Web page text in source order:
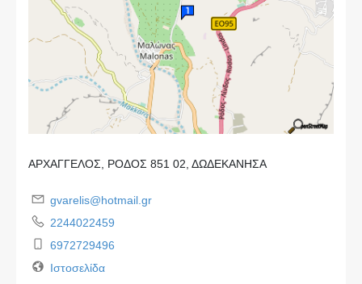
ΑΡΧΑΓΓΕΛΟΣ, ΡΟΔΟΣ 851 02, ΔΩΔΕΚΑΝΗΣΑ
gvarelis@hotmail.gr
2244022459
6972729496
Ιστοσελίδα